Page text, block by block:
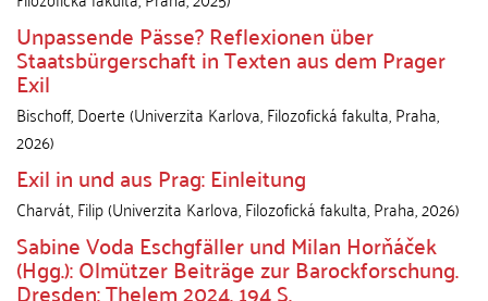
Unpassende Pässe? Reflexionen über
Staatsbürgerschaft in Texten aus dem Prager
Exil
Bischoff, Doerte(Univerzita Karlova, Filozofická fakulta,Praha,
2026)
Exil in und aus Prag: Einleitung
Charvát, Filip(Univerzita Karlova, Filozofická fakulta,Praha,2026)
Sabine Voda Eschgfäller und Milan Horňáček
(Hgg.): Olmützer Beiträge zur Barockforschung.
Dresden: Thelem 2024. 194 S.